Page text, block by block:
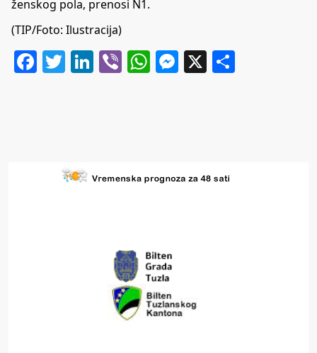
ženskog pola, prenosi N1 .
(TIP/Foto: Ilustracija)
Facebook
Twitter
LinkedIn
ViberWhatsApp
Messenger
X